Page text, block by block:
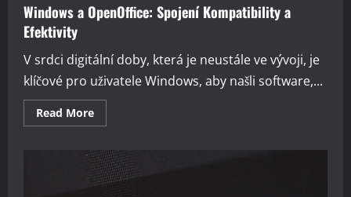
Windows a OpenOffice: Spojení Kompatibility a
Efektivity
V srdci digitální doby, která je neustále ve vývoji, je
klíčové pro uživatele Windows, aby našli software,...
Read MoreRead
more
a
OpenOffice:
Spojení
Kompatibility